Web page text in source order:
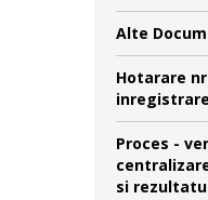
Alte
Hotarare nr
Proces -
si